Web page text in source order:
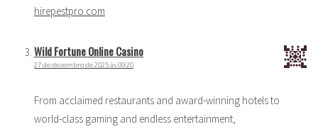
hirepestpro.com
Wild Fortune Online Casino
27 de dezembro de 2025 às 09:20
From acclaimed restaurants and award-winning hotels to
world-class gaming and endless entertainment,